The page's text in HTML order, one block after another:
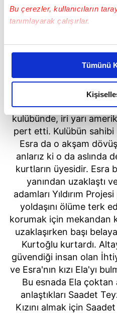
Bu çerezler, kullanıcıların
tanımlayarak çalışırlar.
Bu çerezlere izin vermeniz
daha iyi reklam deneyimi
amacımızın size daha iyi bir
olduğunu ve sizlere en iyi
elimizden gelen çabayı
reklamların maliyetlerimizi
kalemimiz olduğunu sizlere
Her halükârda, kullanıcılar,
takdirde, kullanıcılara hedefli
gösterilmeyecektir."
Sizlere daha iyi bir hizmet
Sitemizde kendimize ve
kullanılmaktadır. Bu çerezler
verileriniz işlenmekte olup
toplumu hizmetlerinin
kullanılmaktadır. Diğer
kılınması ve
reklam/pazarlama
sınırlı olarak açık rızanız
Tümünü
Yıl
Altay artık büyüdü
kulübünde, iri yarı
pert etti. Kulübün sahibi
Esra da o akşam
anlarız ki o da aslında
kurtların üyesidir. Esra
yanından uzaklaştı
adamları Yıldırım
yoldaşını ölüme terk
korumak için mekandan
uzaklaşırken başı
Kurtoğlu kurtardı.
güvendiği insan olan
ve Esra'nın kızı Ela'yı
Bu esnada Ela
anlaştıkları Saadet
Kızını almak için